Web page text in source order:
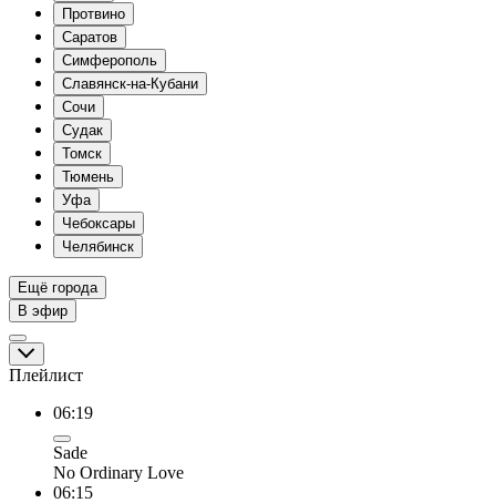
Протвино
Саратов
Симферополь
Славянск-на-Кубани
Сочи
Судак
Томск
Тюмень
Уфа
Чебоксары
Челябинск
Ещё города
В эфир
Плейлист
06:19
Sade
No Ordinary Love
06:15